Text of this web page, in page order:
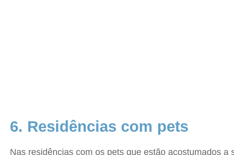
6. Residências com pets
Nas residências com os pets que estão acostumados